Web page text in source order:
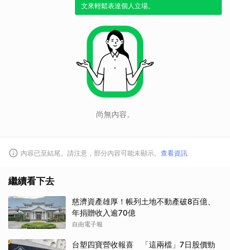
文來輕鬆表達個人立場。
尚無內容。
內容已至結尾。請注意，部分內容可能未顯示。 查看資訊
繼續看下去
慈濟資產雄厚！帳列土地不動產破8百億、
年捐贈收入逾70億
自由電子報
台塑四寶營收報喜 「這兩檔」7日股價勁